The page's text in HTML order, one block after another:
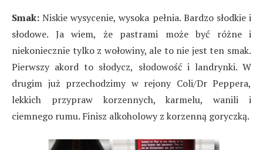
Smak: Niskie wysycenie, wysoka pełnia. Bardzo słodkie i
słodowe. Ja wiem, że pastrami może być różne i
niekoniecznie tylko z wołowiny, ale to nie jest ten smak.
Pierwszy akord to słodycz, słodowość i landrynki. W
drugim już przechodzimy w rejony Coli/Dr Peppera,
lekkich przypraw korzennych, karmelu, wanili i
ciemnego rumu. Finisz alkoholowy z korzenną goryczką.